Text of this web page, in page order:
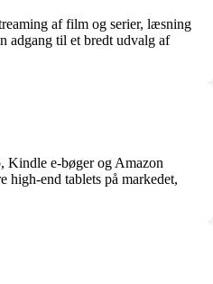
af film og serier, læsning
adgang til et bredt udvalg af
Kindle e-bøger og Amazon
high-end tablets på markedet,